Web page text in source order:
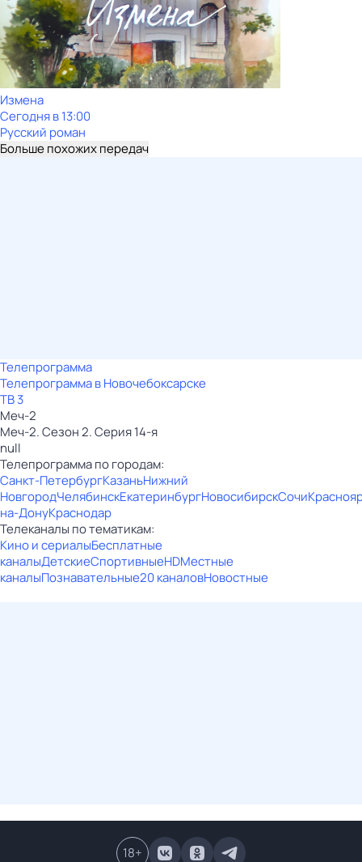
Измена
Сегодня в 13:00
Русский роман
Больше похожих передач
Телепрограмма
Телепрограмма в Новочебоксарске
ТВ 3
Меч-2
Меч-2. Сезон 2. Серия 14-я
null
Телепрограмма по городам:
Санкт-ПетербургКазаньНижний
НовгородЧелябинскЕкатеринбургНовосибирскСочи
на-ДонуКраснодар
Телеканалы по тематикам:
Кино и сериалыБесплатные
каналыДетскиеСпортивныеHDМестные
каналыПознавательные20 каналовНовостные
18+